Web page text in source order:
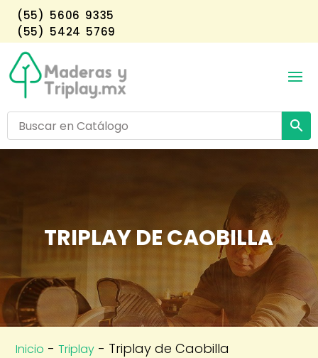
(55) 5606 9335
(55) 5424 5769
TRIPLAY DE CAOBILLA
Inicio -Triplay - Triplay de Caobilla